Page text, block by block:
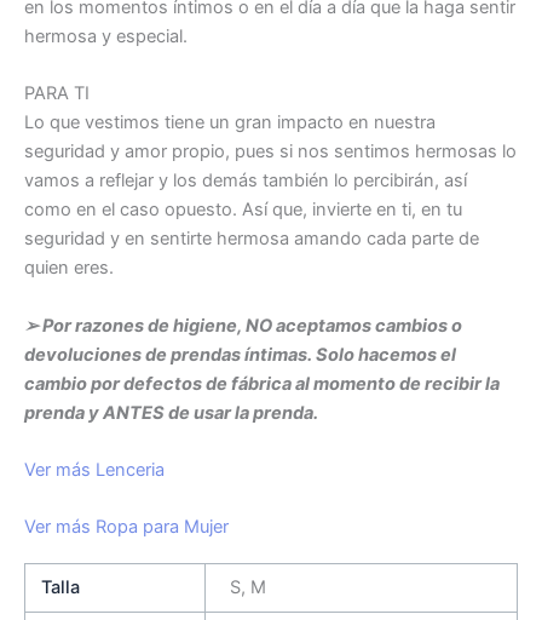
en los momentos íntimos o en el día a día que la haga sentir
hermosa y especial.
PARA TI
Lo que vestimos tiene un gran impacto en nuestra
seguridad y amor propio, pues si nos sentimos hermosas lo
vamos a reflejar y los demás también lo percibirán, así
como en el caso opuesto. Así que, invierte en ti, en tu
seguridad y en sentirte hermosa amando cada parte de
quien eres.
➢ Por razones de higiene, NO aceptamos cambios o
devoluciones de prendas íntimas. Solo hacemos el
cambio por defectos de fábrica al momento de recibir la
prenda y ANTES de usar la prenda.
Ver más Lenceria
Ver más Ropa para Mujer
Talla S, M